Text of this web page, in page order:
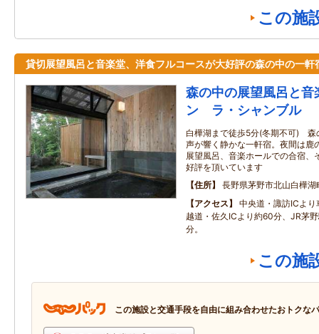
この施
貸切展望風呂と音楽堂、洋食フルコースが大好評の森の中の一軒
森の中の展望風呂と
ン ラ・シャンブル
白樺湖まで徒歩5分(冬期不可) 森
声が響く静かな一軒宿。夜間は鹿
展望風呂、音楽ホールでの合宿、
好評を頂いています
住所
長野県茅野市北山白樺湖
アクセス
中央道・諏訪ICよ
越道・佐久ICより約60分、JR茅
分。
この施
この施設と交通手段を自由に組み合わせたおトクな